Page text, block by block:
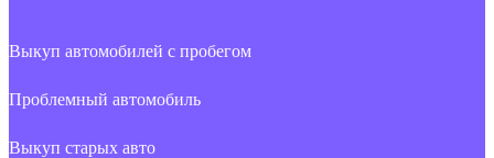
Выкуп автомобилей с пробегом
Проблемный автомобиль
Выкуп старых авто